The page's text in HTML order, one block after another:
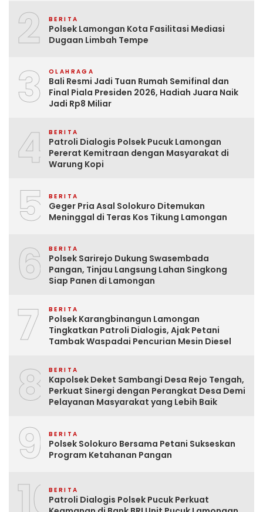
2
BERITA
Polsek Lamongan Kota Fasilitasi Mediasi
Dugaan Limbah Tempe
3 OLAHRAGA
Bali Resmi Jadi Tuan Rumah Semifinal dan
Final Piala Presiden 2026, Hadiah Juara Naik
Jadi Rp8 Miliar
4 BERITA
Patroli Dialogis Polsek Pucuk Lamongan
Pererat Kemitraan dengan Masyarakat di
Warung Kopi
5 BERITA
Geger Pria Asal Solokuro Ditemukan
Meninggal di Teras Kos Tikung Lamongan
6 BERITA
Polsek Sarirejo Dukung Swasembada
Pangan, Tinjau Langsung Lahan Singkong
Siap Panen di Lamongan
7 BERITA
Polsek Karangbinangun Lamongan
Tingkatkan Patroli Dialogis, Ajak Petani
Tambak Waspadai Pencurian Mesin Diesel
8 BERITA
Kapolsek Deket Sambangi Desa Rejo Tengah,
Perkuat Sinergi dengan Perangkat Desa Demi
Pelayanan Masyarakat yang Lebih Baik
9 BERITA
Polsek Solokuro Bersama Petani Sukseskan
Program Ketahanan Pangan
10BERITA
Patroli Dialogis Polsek Pucuk Perkuat